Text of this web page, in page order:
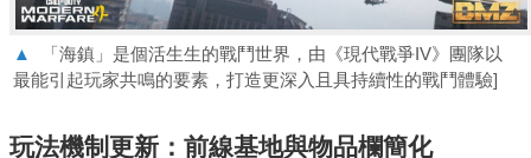
▲
「海鎮」是個活生生的戰鬥世界，由《現代戰爭IV》團隊以
最能引起玩家共鳴的要素，打造更深入且具持續性的戰鬥體驗]
玩法機制更新：前線基地與物品欄簡化